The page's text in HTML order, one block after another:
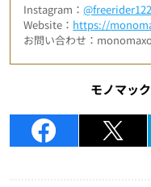
Instagram：
Website： https://
お問い合わせ：
モノマッ